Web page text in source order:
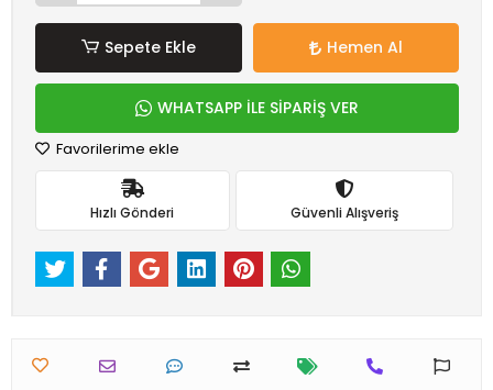
Sepete Ekle Hemen Al
WHATSAPP İLE SİPARİŞ VER
Favorilerime ekle
Hızlı Gönderi Güvenli Alışveriş